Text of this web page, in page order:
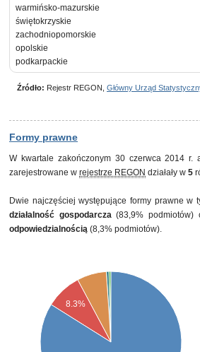
warmińsko-mazurskie
świętokrzyskie
zachodniopomorskie
opolskie
podkarpackie
Źródło: Rejestr REGON, Główny Urząd
Formy prawne
W kwartale zakończonym 30 czerwca 2014 r.
zarejestrowane w rejestrze REGON działały w 5
Dwie najczęściej występujące formy prawne w
działalność gospodarcza(83,9% podmiotów)
odpowiedzialnością (8,3% podmiotów).
8.3%